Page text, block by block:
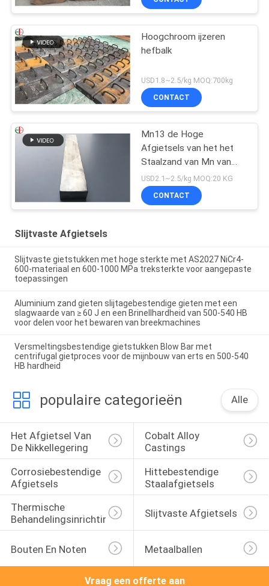
Chromiumlegering
Hoogchroom ijzeren
hefbalk
USD1.8~2.5/kg MOQ:700kg
CONTACT
Mn13 de Hoge
Afgietsels van het het
Staalzand van Mn van
het Mangaanstaal
AS2074 H1A Hoge
USD2.1~2.5/kg MOQ:20 KG
CONTACT
Slijtvaste Afgietsels
Slijtvaste gietstukken met hoge sterkte met AS2027 NiCr4-
600-materiaal en 600-1000 MPa treksterkte voor aangepaste
toepassingen
Aluminium zand gieten slijtagebestendige gieten met een
slagwaarde van ≥ 60 J en een Brinellhardheid van 500-540 HB
voor delen voor het bewaren van breekmachines
Versmeltingsbestendige gietstukken Blow Bar met
centrifugal gietproces voor de mijnbouw van erts en 500-540
HB hardheid
populaire categorieën Alle
Het Afgietsel Van
De Nikkellegering
Cobalt Alloy
Castings
Corrosiebestendige
Afgietsels
Hittebestendige
Staalafgietsels
Thermische
Behandelingsinrichtingen
Slijtvaste Afgietsels
Bouten En Noten Metaalballen
Vraag een offerte aan